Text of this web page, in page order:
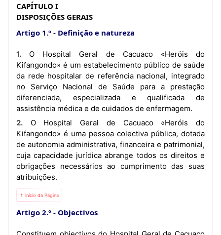
CAPÍTULO I
DISPOSIÇÕES GERAIS
Artigo 1.º
Definição e natureza
1. O Hospital Geral de Cacuaco «Heróis do
Kifangondo» é um estabelecimento público de saúde
da rede hospitalar de referência nacional, integrado
no Serviço Nacional de Saúde para a prestação
diferenciada, especializada e qualificada de
assistência médica e de cuidados de enfermagem.
2. O Hospital Geral de Cacuaco «Heróis do
Kifangondo» é uma pessoa colectiva pública, dotada
de autonomia administrativa, financeira e patrimonial,
cuja capacidade jurídica abrange todos os direitos e
obrigações necessários ao cumprimento das suas
atribuições.
⇡ Início da Página
Artigo 2.º Objectivos